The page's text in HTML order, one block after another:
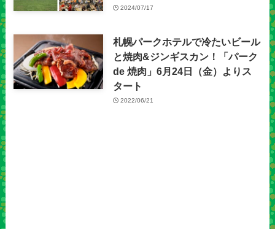
2024/07/17
札幌パークホテルで冷たいビール
と焼肉&ジンギスカン！「パーク
de 焼肉」6月24日（金）よりス
タート
2022/06/21